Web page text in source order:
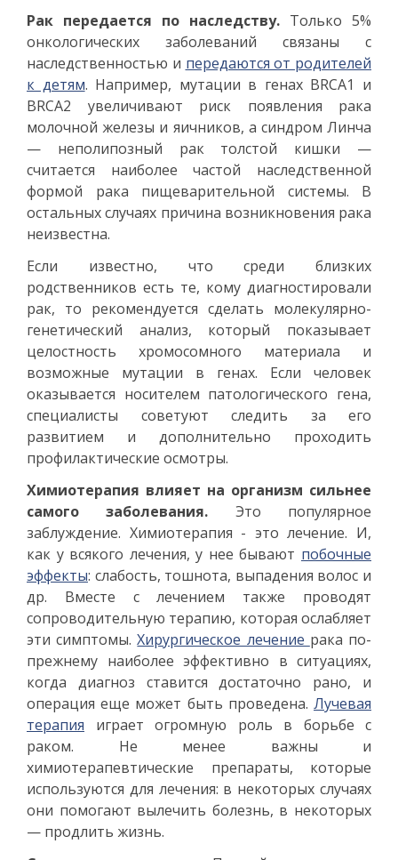
Рак передается по наследству. Только 5%
онкологических заболеваний связаны с
наследственностью и передаются ‎от родителей
к детям‎. Например, мутации в генах BRCA1 и
BRCA2 увеличивают риск появления рака
молочной железы и яичников, а синдром Линча
— неполипозный рак толстой кишки —
считается наиболее частой наследственной
формой рака пищеварительной системы. В
остальных случаях причина возникновения рака
неизвестна.
Если известно, что среди близких
родственников есть те, кому диагностировали
рак, то рекомендуется сделать молекулярно-
генетический анализ, который показывает
целостность хромосомного материала и
возможные мутации в генах. Если человек
оказывается носителем патологического гена,
специалисты советуют следить за его
развитием и дополнительно проходить
профилактические осмотры.
Химиотерапия влияет на организм сильнее
самого заболевания. Это популярное
заблуждение. Химиотерапия - это лечение. И,
как у всякого лечения, у нее бывают побочные
эффекты: слабость, тошнота, выпадения волос и
др. Вместе с лечением также проводят
сопроводительную терапию, которая ослабляет
эти симптомы.Хирургическое лечение рака по-
прежнему наиболее эффективно в ситуациях,
когда диагноз ставится достаточно рано, и
операция еще может быть проведена. Лучевая
терапия играет огромную роль в борьбе с
раком. Не менее важны и
химиотерапевтические препараты, которые
используются для лечения: в некоторых случаях
они помогают вылечить болезнь, в некоторых
— продлить жизнь.